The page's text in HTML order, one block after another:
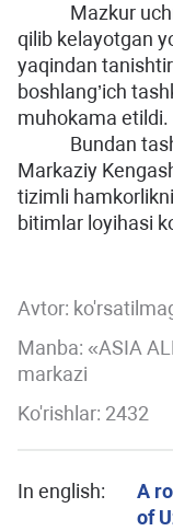
Mazkur
qilib kelayotgan
yaqindan
boshlang’ich
muhokama etildi.
Bundan
Markaziy
tizimli
bitimlar loyihasi
Avtor:
Manba: «ASIA
markazi
Ko'rishlar: 2432
In english:
A
of